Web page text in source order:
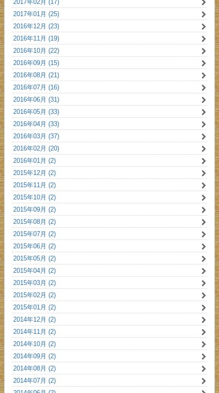
2017年02月 (17)
2017年01月 (25)
2016年12月 (23)
2016年11月 (19)
2016年10月 (22)
2016年09月 (15)
2016年08月 (21)
2016年07月 (16)
2016年06月 (31)
2016年05月 (33)
2016年04月 (33)
2016年03月 (37)
2016年02月 (20)
2016年01月 (2)
2015年12月 (2)
2015年11月 (2)
2015年10月 (2)
2015年09月 (2)
2015年08月 (2)
2015年07月 (2)
2015年06月 (2)
2015年05月 (2)
2015年04月 (2)
2015年03月 (2)
2015年02月 (2)
2015年01月 (2)
2014年12月 (2)
2014年11月 (2)
2014年10月 (2)
2014年09月 (2)
2014年08月 (2)
2014年07月 (2)